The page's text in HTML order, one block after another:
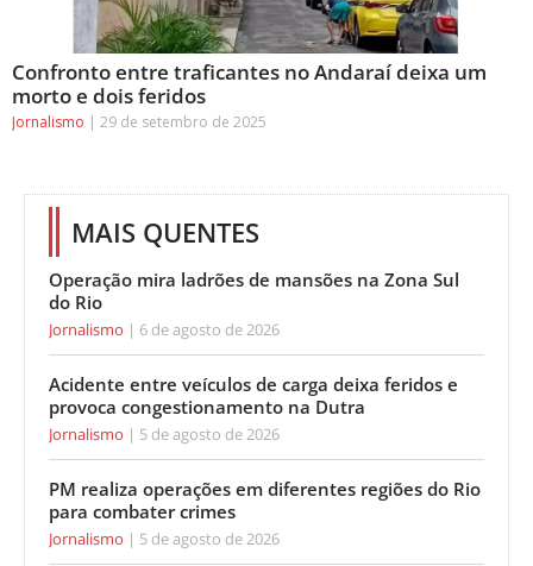
Confronto entre traficantes no Andaraí deixa um
morto e dois feridos
Jornalismo 29 de setembro de 2025
MAIS QUENTES
Operação mira ladrões de mansões na Zona Sul
do Rio
Jornalismo 6 de agosto de 2026
Acidente entre veículos de carga deixa feridos e
provoca congestionamento na Dutra
Jornalismo 5 de agosto de 2026
PM realiza operações em diferentes regiões do Rio
para combater crimes
Jornalismo 5 de agosto de 2026